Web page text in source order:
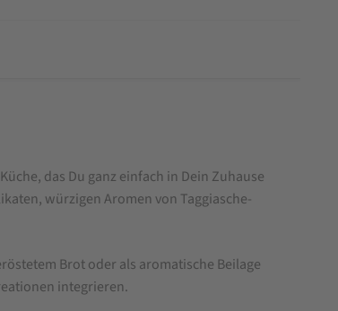
das Du ganz einfach in Dein Zuhause
würzigen Aromen von Taggiasche-
Brot oder als aromatische Beilage
integrieren.